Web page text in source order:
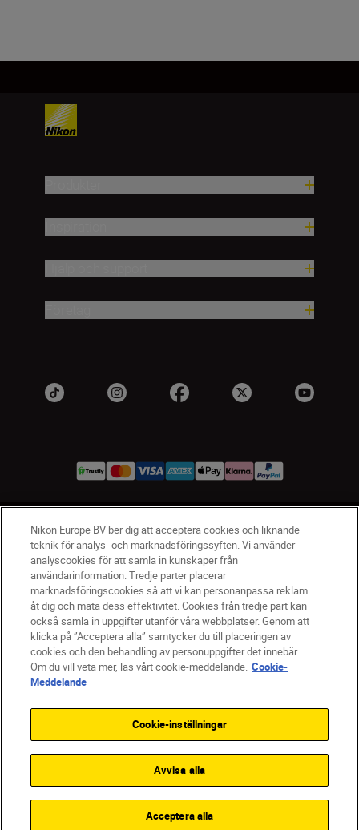
SV Nikon Sites
Kontakta oss
Policydokument om personuppgiftsbehandling
Användningsvillkor
Användarvillkor för Nikon Store
Cookie-meddelande
Tillgänglighet
Cookieinställningar
© 2026 Nikon
Nikon Europe BV ber dig att acceptera cookies och liknande
teknik för analys- och marknadsföringssyften. Vi använder
analyscookies för att samla in kunskaper från
användarinformation. Tredje parter placerar
marknadsföringscookies så att vi kan personanpassa reklam
åt dig och mäta dess effektivitet. Cookies från tredje part kan
också samla in uppgifter utanför våra webbplatser. Genom att
klicka på ”Acceptera alla” samtycker du till placeringen av
cookies och den behandling av personuppgifter det innebär.
Om du vill veta mer, läs vårt cookie-meddelande. Cookie-
Meddelande
Cookie-inställningar
Avvisa alla
Acceptera alla